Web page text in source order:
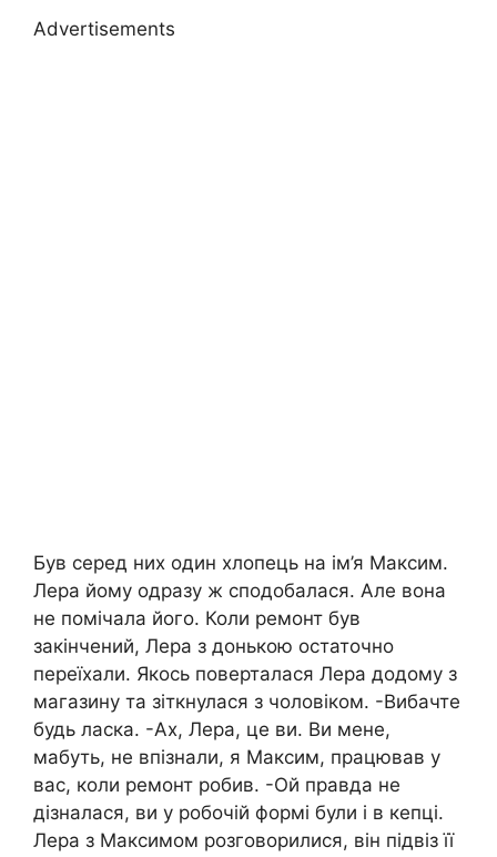
Advertisements
Був серед них один хлопець на ім’я Максим.
Лера йому одразу ж сподобалася. Але вона
не помічала його. Коли ремонт був
закінчений, Лера з донькою остаточно
переїхали. Якось поверталася Лера додому з
магазину та зіткнулася з чоловіком. -Вибачте
будь ласка. -Ах, Лера, це ви. Ви мене,
мабуть, не впізнали, я Максим, працював у
вас, коли ремонт робив. -Ой правда не
дізналася, ви у робочій формі були і в кепці.
Лера з Максимом розговорилися, він підвіз її